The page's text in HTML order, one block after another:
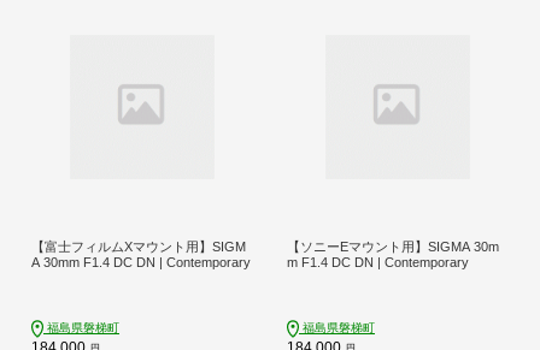
【富士フィルムXマウント用】SIGM
A 30mm F1.4 DC DN | Contemporary
福島県磐梯町
円
【ソニーEマウント用】SIGMA 30m
m F1.4 DC DN | Contemporary
福島県磐梯町
円